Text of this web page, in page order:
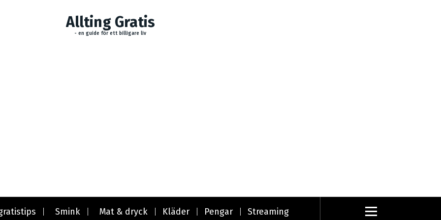
Allting Gratis
- en guide för ett billigare liv
Smink Mat & dryck Kläder Pengar Streaming